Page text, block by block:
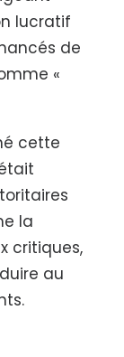
lucratif
de
«
cette
la
critiques,
au